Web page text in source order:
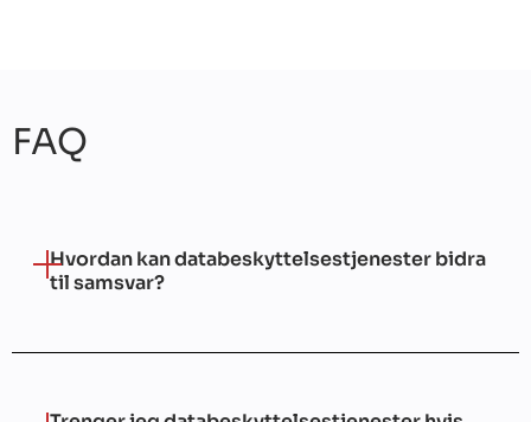
FAQ
Hvordan kan databeskyttelsestjenester bidra
til samsvar?